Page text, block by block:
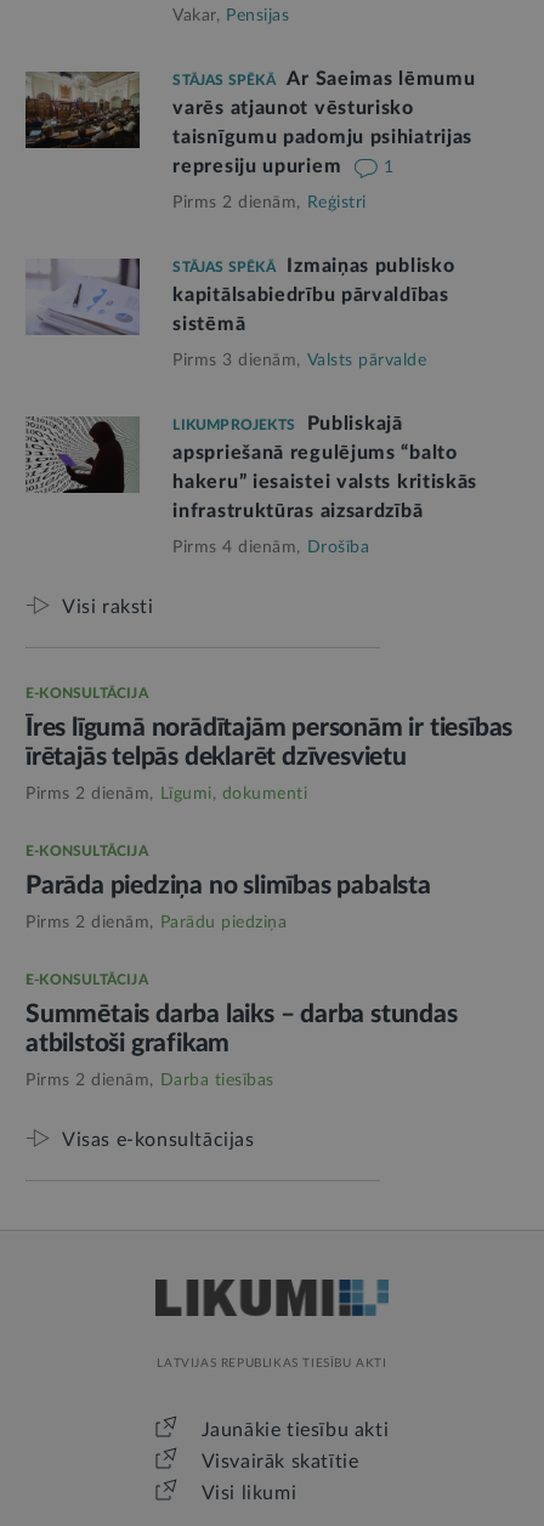
Vakar, Pensijas
STĀJAS SPĒKĀ
Ar Saeimas lēmumu
varēs atjaunot vēsturisko
taisnīgumu padomju psihiatrijas
represiju upuriem
1
Pirms 2 dienām, Reģistri
STĀJAS SPĒKĀ
Izmaiņas publisko
kapitālsabiedrību pārvaldības
sistēmā
Pirms 3 dienām, Valsts pārvalde
LIKUMPROJEKTS
Publiskajā
apspriešanā regulējums “balto
hakeru” iesaistei valsts kritiskās
infrastruktūras aizsardzībā
Pirms 4 dienām, Drošība
Visi raksti
E-KONSULTĀCIJA
Īres līgumā norādītajām personām ir tiesības
īrētajās telpās deklarēt dzīvesvietu
Pirms 2 dienām, Līgumi, dokumenti
E-KONSULTĀCIJA
Parāda piedziņa no slimības pabalsta
Pirms 2 dienām, Parādu piedziņa
E-KONSULTĀCIJA
Summētais darba laiks – darba stundas
atbilstoši grafikam
Pirms 2 dienām, Darba tiesības
Visas e-konsultācijas
LATVIJAS REPUBLIKAS TIESĪBU AKTI
Jaunākie tiesību akti
Visvairāk skatītie
Visi likumi